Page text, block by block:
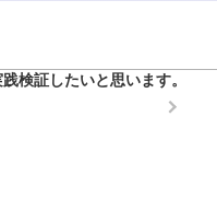
検証したいと思います。